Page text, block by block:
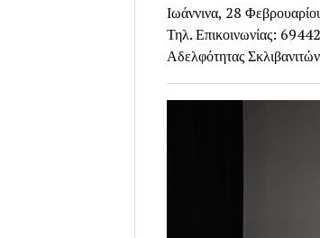
Ιωάννινα, 28
Τηλ. Επικοινωνίας:
Αδελφότητας